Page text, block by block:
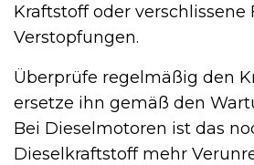
Kraftstoff oder verschlissene
Verstopfungen.
Überprüfe regelmäßig den
ersetze ihn gemäß den
Bei Dieselmotoren ist das
Dieselkraftstoff mehr